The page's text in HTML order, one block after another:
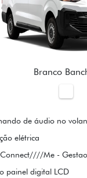
Branco
de áudio no
elétrica
Me -
painel digital LCD